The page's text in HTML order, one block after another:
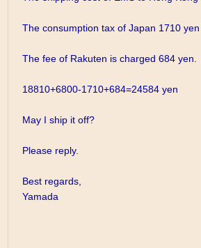
The consumption tax of Japan 1710 yen
The fee of Rakuten is charged 684 yen.
18810+6800-1710+684=24584 yen
May I ship it off?
Please reply.
Best regards,
Yamada